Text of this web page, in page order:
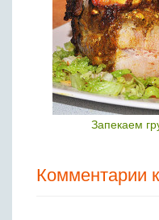
Запекаем
Комментарии